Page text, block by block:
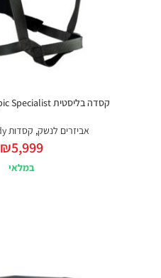
קסדה בליסטית Team Wendy- Epic Specialist
אביזרים לנשק, קסדות Team Wendy
₪5,999
במלאי